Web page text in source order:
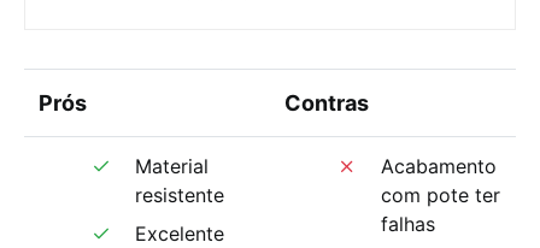
Prós Contras
Material
resistente
Excelente
Acabamento
com pote ter
falhas